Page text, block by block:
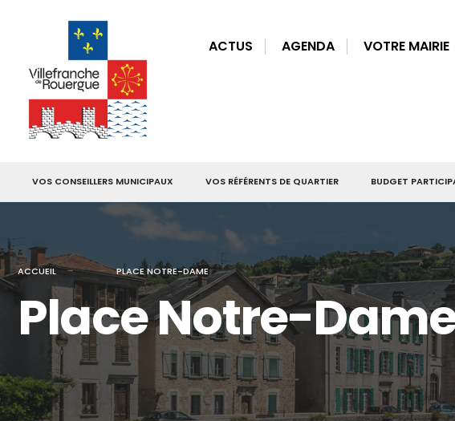
ACTUS AGENDA VOTRE MAIRIE
VOS CONSEILLERS MUNICIPAUX VOS RÉFÉRENTS DE QUARTIER BUDGET
ACCUEIL PLACE NOTRE-DAME
Place Notre-